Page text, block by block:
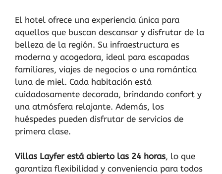
El hotel ofrece una experiencia única para
aquellos que buscan descansar y disfrutar de la
belleza de la región. Su infraestructura es
moderna y acogedora, ideal para escapadas
familiares, viajes de negocios o una romántica
luna de miel. Cada habitación está
cuidadosamente decorada, brindando confort y
una atmósfera relajante. Además, los
huéspedes pueden disfrutar de servicios de
primera clase.
Villas Layfer está abierto las 24 horas, lo que
garantiza flexibilidad y conveniencia para todos